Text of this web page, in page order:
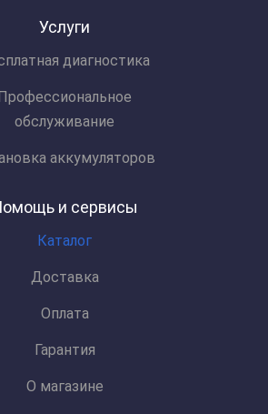
Услуги
диагностика
обслуживание
аккумуляторов
и сервисы
Каталог
Доставка
Оплата
Гарантия
О магазине